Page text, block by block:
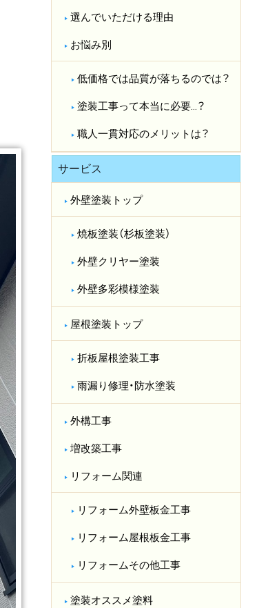
選んでいただける理由
お悩み別
低価格では品質が落ちるのでは？​
塗装工事って本当に必要…？​
職人一貫対応のメリットは？​
サービス
外壁塗装トップ
焼板塗装（杉板塗装）
外壁クリヤー塗装
外壁多彩模様塗装
屋根塗装トップ
折板屋根塗装工事
雨漏り修理・防水塗装
外構工事
増改築工事
リフォーム関連
リフォーム外壁板金工事
リフォーム屋根板金工事
リフォームその他工事
塗装オススメ塗料